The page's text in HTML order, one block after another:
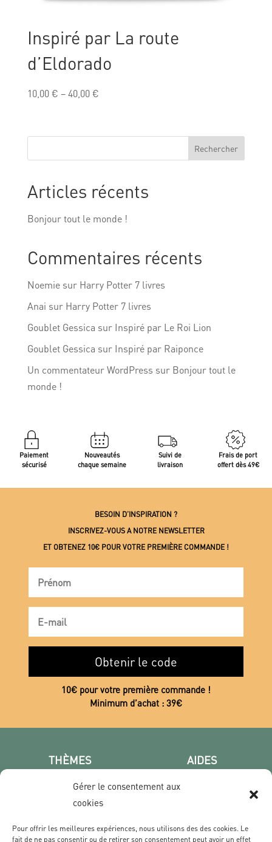
Gérer le consentement aux
cookies
Pour offrir les meilleures expériences, nous utilisons des des cookies. Le
fait de ne pas consentir ou de retirer son consentement peut avoir un effet
Inspiré par La route
d’Eldorado
10,00€ –40,00€
Rechercher
Articles récents
Bonjour tout le monde !
Commentaires récents
Noemiesur Harry Potter 7 livres
Anai sur Harry Potter 7 livres
Goublet Gessica sur Inspiré par Le Roi Lion
Goublet Gessica sur Inspiré par Raiponce
Un commentateur WordPress sur Bonjour tout le
monde !
Paiement
sécurisé
Nouveautés
chaque semaine
Suivi de
livraison
Frais de port
offert dès 49€
BESOIN D’INSPIRATION ?
INSCRIVEZ-VOUS A NOTRE NEWSLETTER
ET OBTENEZ 10€ POUR VOTRE PREMIÈRE COMMANDE !
Obtenir le code
10€ pour votre première commande !
Minimum d’achat : 39€
THÈMES
Poster photo
Les villes
Film & Série
AIDES